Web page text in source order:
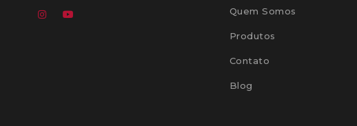
Quem Somos
Produtos
Contato
Blog